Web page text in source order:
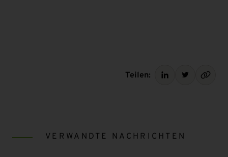
Teilen:
VERWANDTE NACHRICHTEN